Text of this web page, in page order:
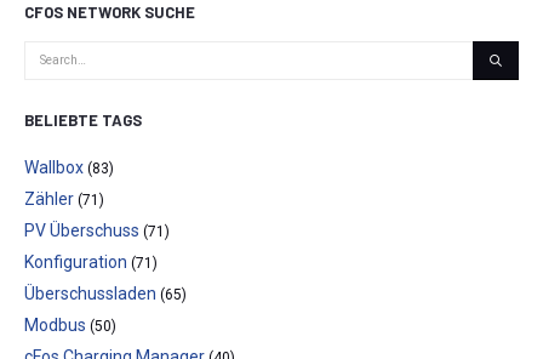
CFOS NETWORK SUCHE
BELIEBTE TAGS
Wallbox (83)
Zähler (71)
PV Überschuss (71)
Konfiguration (71)
Überschussladen (65)
Modbus (50)